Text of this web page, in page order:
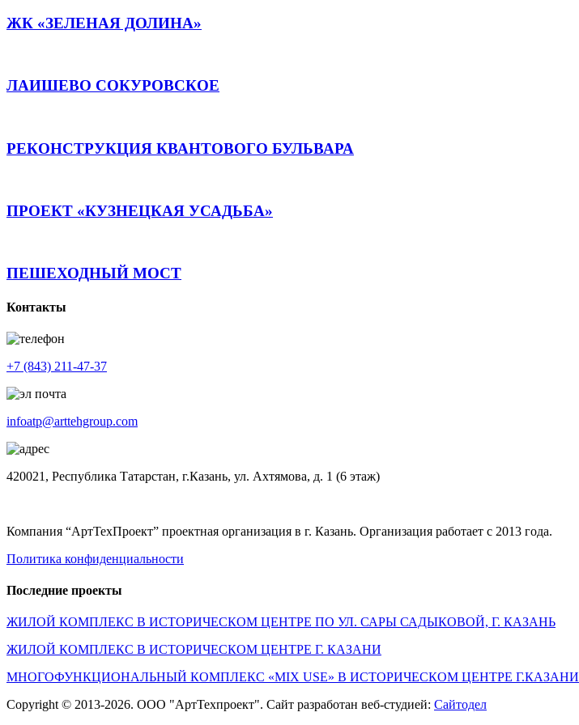
ЖК «ЗЕЛЕНАЯ ДОЛИНА»
ЛАИШЕВО СОКУРОВСКОЕ
РЕКОНСТРУКЦИЯ КВАНТОВОГО БУЛЬВАРА
ПРОЕКТ «КУЗНЕЦКАЯ УСАДЬБА»
ПЕШЕХОДНЫЙ МОСТ
Контакты
+7 (843) 211-47-37
infoatp@arttehgroup.com
420021, Республика Татарстан, г.Казань, ул. Ахтямова, д. 1 (6 этаж)
Компания “АртТехПроект” проектная организация в г. Казань. Организация работает с 2013 года.
Политика конфиденциальности
Последние проекты
ЖИЛОЙ КОМПЛЕКС В ИСТОРИЧЕСКОМ ЦЕНТРЕ ПО УЛ. САРЫ САДЫКОВОЙ, Г. КАЗАНЬ
ЖИЛОЙ КОМПЛЕКС В ИСТОРИЧЕСКОМ ЦЕНТРЕ Г. КАЗАНИ
МНОГОФУНКЦИОНАЛЬНЫЙ КОМПЛЕКС «MIX USE» В ИСТОРИЧЕСКОМ ЦЕНТРЕ Г.КАЗАНИ
Copyright © 2013-2026. ООО "АртТехпроект". Сайт разработан веб-студией: Сайтодел